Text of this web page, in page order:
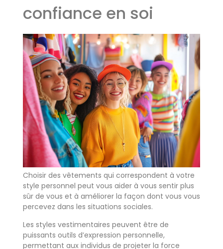
confiance en soi
Choisir des vêtements qui correspondent à votre
style personnel peut vous aider à vous sentir plus
sûr de vous et à améliorer la façon dont vous vous
percevez dans les situations sociales.
Les styles vestimentaires peuvent être de
puissants outils d’expression personnelle,
permettant aux individus de projeter la force